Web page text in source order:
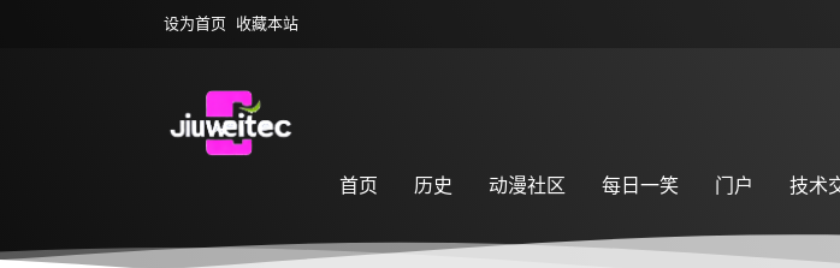
设为首页 收藏本站
首页 历史 动漫社区 每日一笑 门户 技术